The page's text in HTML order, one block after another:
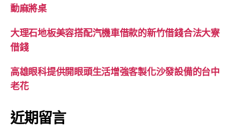
動麻將桌
大理石地板美容搭配汽機車借款的新竹借錢合法大寮
借錢
高雄眼科提供開眼頭生活增強客製化沙發設備的台中
老花
近期留言